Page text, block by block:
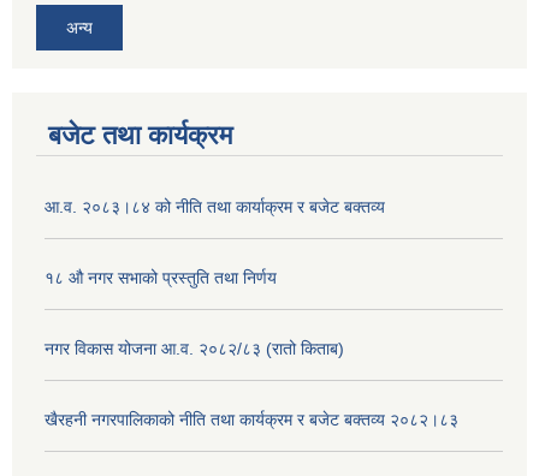
अन्य
बजेट तथा कार्यक्रम
आ.व. २०८३।८४ को नीति तथा कार्याक्रम र बजेट बक्तव्य
१८ औ नगर सभाको प्रस्तुति तथा निर्णय
नगर विकास योजना आ.व. २०८२/८३ (रातो किताब)
खैरहनी नगरपालिकाको नीति तथा कार्यक्रम र बजेट बक्तव्य २०८२।८३